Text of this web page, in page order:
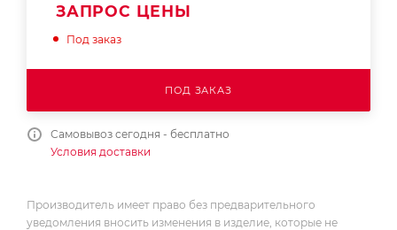
ЗАПРОС ЦЕНЫ
Под заказ
ПОД ЗАКАЗ
Самовывоз сегодня - бесплатно
Условия доставки
Производитель имеет право без предварительного
уведомления вносить изменения в изделие, которые не